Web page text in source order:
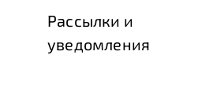
Рассылки и
уведомления